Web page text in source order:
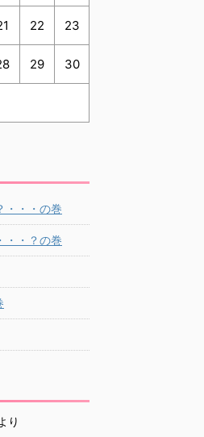
22 23
29 30
・・・の巻
・・？の巻
り